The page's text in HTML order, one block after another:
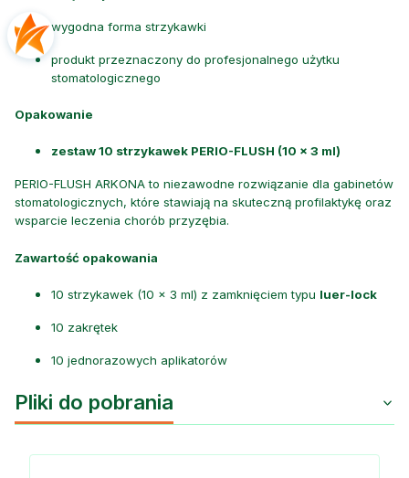
wygodna forma strzykawki
produkt przeznaczony do profesjonalnego użytku
stomatologicznego
Opakowanie
zestaw 10 strzykawek PERIO-FLUSH (10 × 3 ml)
PERIO-FLUSH ARKONA to niezawodne rozwiązanie dla gabinetów
stomatologicznych, które stawiają na skuteczną profilaktykę oraz
wsparcie leczenia chorób przyzębia.
Zawartość opakowania
10 strzykawek (10 × 3 ml) z zamknięciem typu luer-lock
10 zakrętek
10 jednorazowych aplikatorów
Pliki do pobrania